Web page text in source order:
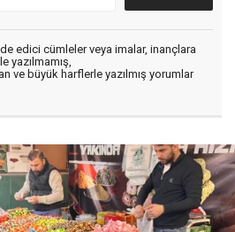
edici cümleler veya imalar, inançlara
yazılmamış,
ve büyük harflerle yazılmış yorumlar